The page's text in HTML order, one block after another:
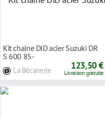
Kit chaîne DID acier Suzuki DR
S 600 85-
La Bécanerie 123,50 €
Livraison gratuite